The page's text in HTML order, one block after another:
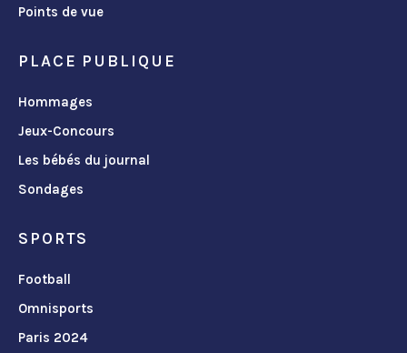
Points de vue
PLACE PUBLIQUE
Hommages
Jeux-Concours
Les bébés du journal
Sondages
SPORTS
Football
Omnisports
Paris 2024